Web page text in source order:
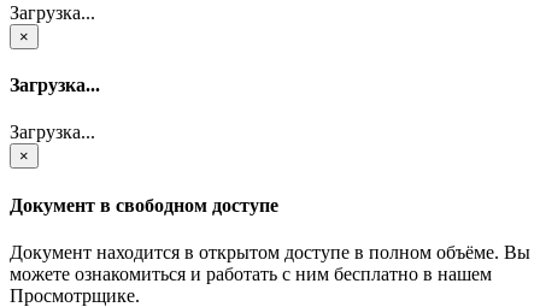
Загрузка...
×
Загрузка...
Загрузка...
×
Документ в свободном доступе
Документ находится в открытом доступе в полном объёме. Вы
можете ознакомиться и работать с ним бесплатно в нашем
Просмотрщике.